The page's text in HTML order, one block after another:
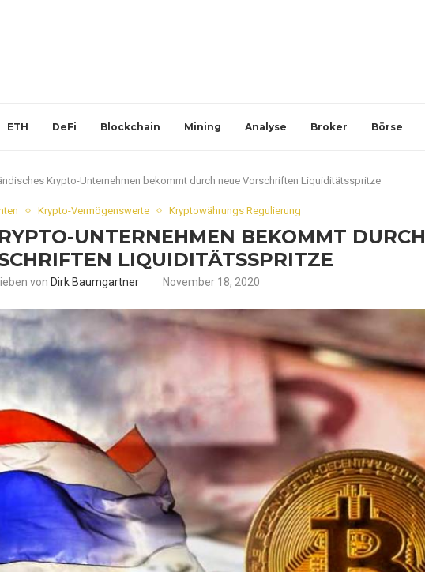
ETH DeFi Blockchain Mining Analyse Broker Börse
Krypto-Unternehmen bekommt durch neue Vorschriften Liquiditätsspritze
Krypto-Vermögenswerte Kryptowährungs Regulierung
UNTERNEHMEN BEKOMMT DURCH
LIQUIDITÄTSSPRITZE
von Dirk Baumgartner November 18, 2020